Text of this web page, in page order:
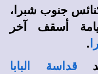
جنوب شبرا،
أسقف آخر
.
قداسة البابا